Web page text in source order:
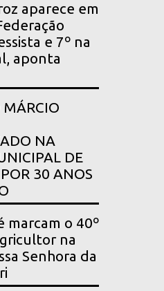
aparece em
e 7º na
aponta
NA
DE
30 ANOS
marcam o 40º
na
Senhora da